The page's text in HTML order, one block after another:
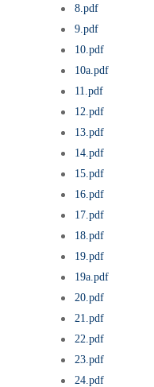
8.pdf
9.pdf
10.pdf
10a.pdf
11.pdf
12.pdf
13.pdf
14.pdf
15.pdf
16.pdf
17.pdf
18.pdf
19.pdf
19a.pdf
20.pdf
21.pdf
22.pdf
23.pdf
24.pdf